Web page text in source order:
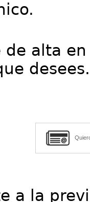
de alta
desees.
a la